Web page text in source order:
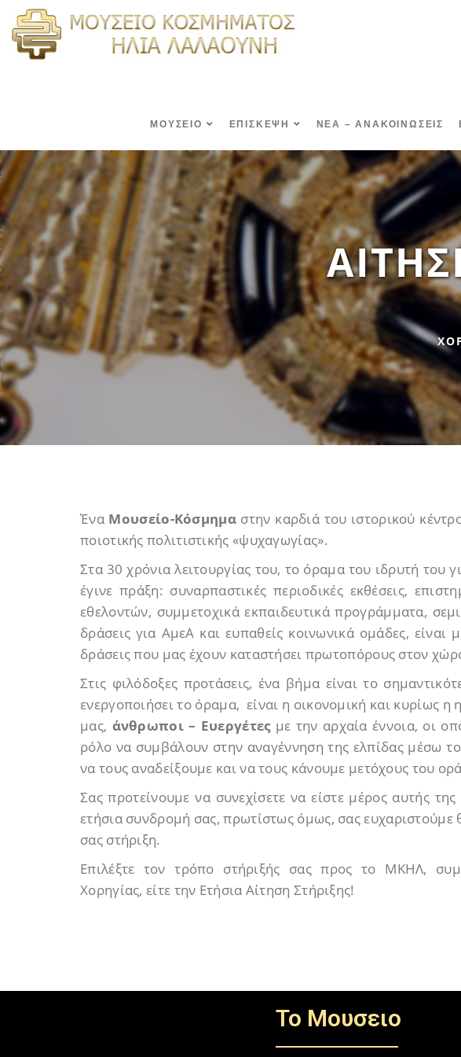
ΜΟΥΣΕΙΟ ΕΠΙΣΚΕΨΗ ΝΕΑ – ΑΝΑΚΟΙΝΩΣΕΙΣ
Ένα Μουσείο-Κόσμημαστην καρδιά του ιστορικού
ποιοτικής πολιτιστικής «ψυχαγωγίας».
Στα 30 χρόνια λειτουργίας του, το όραμα του ιδρυτή του
έγινε πράξη: συναρπαστικές περιοδικές εκθέσεις,
εθελοντών, συμμετοχικά εκπαιδευτικά προγράμματα,
δράσεις για ΑμεΑ και ευπαθείς κοινωνικά ομάδες, είναι
δράσεις που μας έχουν καταστήσει πρωτοπόρους στον
Στις φιλόδοξες προτάσεις, ένα βήμα είναι το
ενεργοποιήσει το όραμα, είναι η οικονομική και κυρίως η
μας, άνθρωποι – Ευεργέτεςμε την αρχαία έννοια, οι
ρόλο να συμβάλουν στην αναγέννηση της ελπίδας μέσω
να τους αναδείξουμε και να τους κάνουμε μετόχους του
Σας προτείνουμε να συνεχίσετε να είστε μέρος αυτής
ετήσια συνδρομή σας, πρωτίστως όμως, σας ευχαριστούμε
σας στήριξη.
Επιλέξτε τον τρόπο στήριξής σας προς το ΜΚΗΛ,
Χορηγίας, είτε την Ετήσια Αίτηση Στήριξης!
To Μουσειο